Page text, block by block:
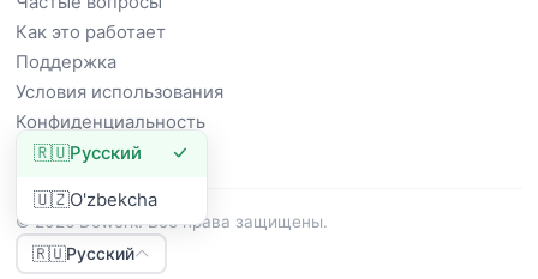
Как это работает
Поддержка
Условия использования
Конфиденциальность
© 2026 Dowork. Все права защищены.
🇷🇺Русский
🇷🇺Русский
🇺🇿O'zbekcha